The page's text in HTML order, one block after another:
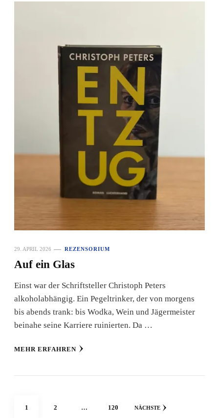
29. APRIL 2026 REZENSORIUM
Auf ein Glas
Einst war der Schriftsteller Christoph Peters
alkoholabhängig. Ein Pegeltrinker, der von morgens
bis abends trank: bis Wodka, Wein und Jägermeister
beinahe seine Karriere ruinierten. Da …
MEHR ERFAHREN
Seitennummerierung
SEITE
1 SEITE
2 … SEITE
120 NÄCHSTE